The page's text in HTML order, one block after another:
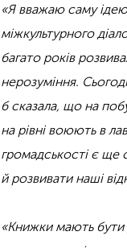
«Я вважаю саму
міжкультурного
багато років
нерозуміння.
б сказала, що на
на рівні воюють в
громадськості є
й розвивати наші
«Книжки мають бути